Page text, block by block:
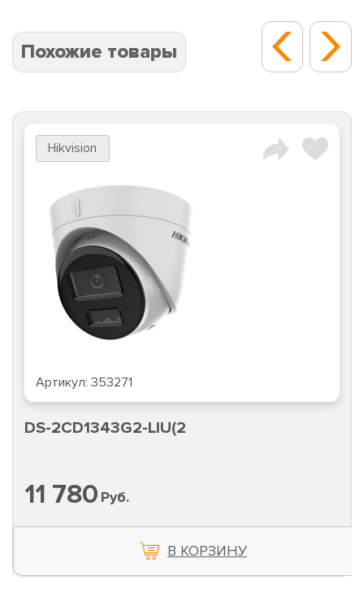
Похожие товары
Hikvision
Артикул: 353271
DS-2CD1343G2-LIU(2
11 780 Руб.
В КОРЗИНУ